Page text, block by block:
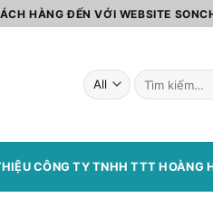
HÀNG ĐẾN VỚI WEBSITE
Tìm
kiếm:
CÔNG TY TNHH TTT HOÀNG